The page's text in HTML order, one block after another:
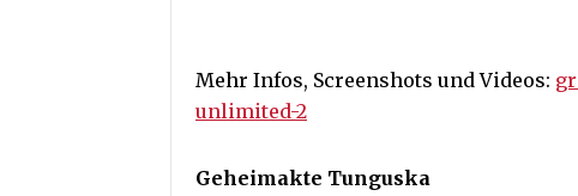
Mehr Infos, Screenshots und Videos:
unlimited-2
Geheimakte Tunguska